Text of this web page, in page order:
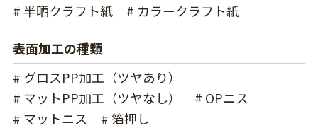
# 半晒クラフト紙
# カラークラフト紙
表面加工の種類
# グロスPP加工（ツヤあり）
# マットPP加工（ツヤなし）
# OPニス
# マットニス
# 箔押し